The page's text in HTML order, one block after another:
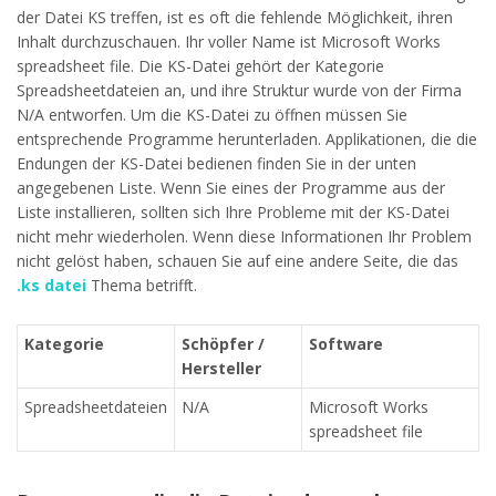
der Datei KS treffen, ist es oft die fehlende Möglichkeit, ihren
Inhalt durchzuschauen. Ihr voller Name ist Microsoft Works
spreadsheet file. Die KS-Datei gehört der Kategorie
Spreadsheetdateien an, und ihre Struktur wurde von der Firma
N/A entworfen. Um die KS-Datei zu öffnen müssen Sie
entsprechende Programme herunterladen. Applikationen, die die
Endungen der KS-Datei bedienen finden Sie in der unten
angegebenen Liste. Wenn Sie eines der Programme aus der
Liste installieren, sollten sich Ihre Probleme mit der KS-Datei
nicht mehr wiederholen. Wenn diese Informationen Ihr Problem
nicht gelöst haben, schauen Sie auf eine andere Seite, die das
.ks datei Thema betrifft.
Kategorie
Schöpfer /
Hersteller
Software
Spreadsheetdateien N/A
Microsoft Works
spreadsheet file